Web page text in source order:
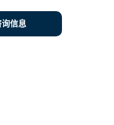
信息